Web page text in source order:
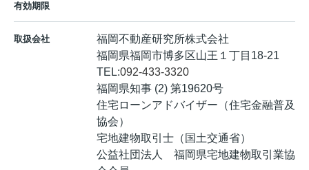
有効期限
取扱会社
福岡不動産研究所株式会社
福岡県福岡市博多区山王１丁目18-21
TEL:092-433-3320
福岡県知事 (2) 第19620号
住宅ローンアドバイザー（住宅金融普及
協会）
宅地建物取引士（国土交通省）
公益社団法人 福岡県宅地建物取引業協